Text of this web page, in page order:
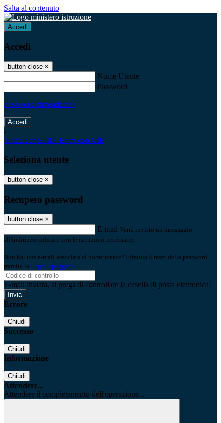
Salta al contenuto
Accedi
Accedi
button close ×
Nome Utente
Password
Password dimenticata?
-
Entra con SPID Entra con CIE
Seleziona utente
button close ×
Recupero password
button close ×
E-mail Verrà inviato un messaggio
all'indirizzo indicato con le istruzioni necessarie.
Non hai una e-mail associata al nome utente? Effettua il reset della password
tramite la Login Spaggiari
E-mail inviata, si prega di controllare la casella di posta elettronica!
Errore
Chiudi
Successo
Chiudi
Informazione
Chiudi
Attendere...
Attendere il completamento dell'operazione...